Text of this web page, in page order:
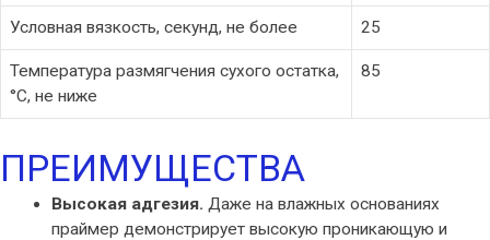
Условная вязкость, секунд, не более 25
Температура размягчения сухого остатка,
°С, не ниже
85
ПРЕИМУЩЕСТВА
Высокая адгезия. Даже на влажных основаниях
праймер демонстрирует высокую проникающую и